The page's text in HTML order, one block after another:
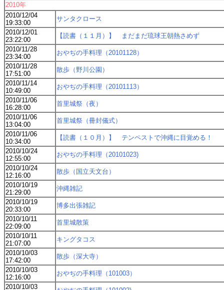
2010年
2010/12/04
19:33:00
サンタクロース
2010/12/01
23:22:00
【読書（１１月）】 まだまだ琉球王朝熱さめず
2010/11/28
23:34:00
おやぢの手料理（20101128）
2010/11/28
17:51:00
散歩（野川公園）
2010/11/14
10:49:00
おやぢの手料理（20101113）
2010/11/06
16:28:00
首里城祭（夜）
2010/11/06
13:04:00
首里城祭（冊封儀式）
2010/11/06
10:34:00
【読書（１０月）】 テンペストで沖縄に目覚める！
2010/10/24
12:55:00
おやぢの手料理（20101023)
2010/10/24
12:16:00
散歩（国立天文台）
2010/10/19
21:29:00
沖縄雑記
2010/10/19
20:33:00
博多出張雑記
2010/10/11
22:09:00
首里城散策
2010/10/11
21:07:00
キングタコス
2010/10/03
17:42:00
散歩（深大寺）
2010/10/03
12:16:00
おやぢの手料理（101003）
2010/10/03